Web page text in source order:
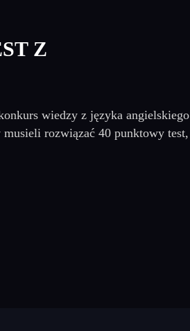
Z
wiedzy z języka
rozwiązać 40 punktowy test,